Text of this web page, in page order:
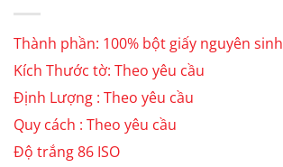
Thành phần: 100% bột giấy nguyên sinh
Kích Thước tờ: Theo yêu cầu
Định Lượng : Theo yêu cầu
Quy cách : Theo yêu cầu
Độ trắng 86 ISO